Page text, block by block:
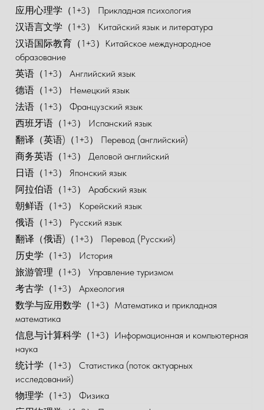
应用心理学（1+3） Прикладная психология
汉语言文学（1+3） Китайский язык и литература
汉语国际教育（1+3）Китайское международное
образование
英语（1+3） Английский язык
德语（1+3） Немецкий язык
法语（1+3） Французский язык
西班牙语（1+3） Испанский язык
翻译（英语)（1+3） Перевод (английский)
商务英语（1+3） Деловой английский
日语（1+3） Японский язык
阿拉伯语（1+3） Арабский язык
朝鲜语（1+3） Корейский язык
俄语（1+3） Русский язык
翻译（俄语)（1+3） Перевод (Русский)
历史学（1+3） История
旅游管理（1+3） Управление туризмом
考古学（1+3） Археология
数学与应用数学（1+3）Математика и прикладная
математика
信息与计算科学（1+3）Информационная и компьютерная
наука
统计学（1+3） Статистика (поток актуарных
исследований)
物理学（1+3） Физика